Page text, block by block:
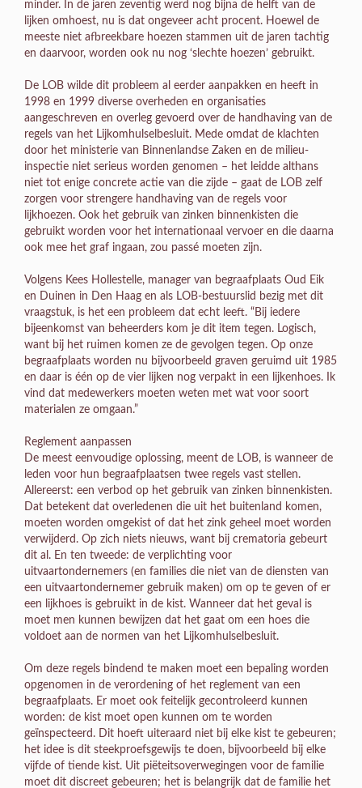
minder. In de jaren zeventig werd nog bijna de helft van de
lijken omhoest, nu is dat ongeveer acht procent. Hoewel de
meeste niet afbreekbare hoezen stammen uit de jaren tachtig
en daarvoor, worden ook nu nog ‘slechte hoezen’ gebruikt.
De LOB wilde dit probleem al eerder aanpakken en heeft in
1998 en 1999 diverse overheden en organisaties
aangeschreven en overleg gevoerd over de handhaving van de
regels van het Lijkomhulselbesluit. Mede omdat de klachten
door het ministerie van Binnenlandse Zaken en de milieu-
inspectie niet serieus worden genomen – het leidde althans
niet tot enige concrete actie van die zijde – gaat de LOB zelf
zorgen voor strengere handhaving van de regels voor
lijkhoezen. Ook het gebruik van zinken binnenkisten die
gebruikt worden voor het internationaal vervoer en die daarna
ook mee het graf ingaan, zou passé moeten zijn.
Volgens Kees Hollestelle, manager van begraafplaats Oud Eik
en Duinen in Den Haag en als LOB-bestuurslid bezig met dit
vraagstuk, is het een probleem dat echt leeft. “Bij iedere
bijeenkomst van beheerders kom je dit item tegen. Logisch,
want bij het ruimen komen ze de gevolgen tegen. Op onze
begraafplaats worden nu bijvoorbeeld graven geruimd uit 1985
en daar is één op de vier lijken nog verpakt in een lijkenhoes. Ik
vind dat medewerkers moeten weten met wat voor soort
materialen ze omgaan.”
Reglement aanpassen
De meest eenvoudige oplossing, meent de LOB, is wanneer de
leden voor hun begraafplaatsen twee regels vast stellen.
Allereerst: een verbod op het gebruik van zinken binnenkisten.
Dat betekent dat overledenen die uit het buitenland komen,
moeten worden omgekist of dat het zink geheel moet worden
verwijderd. Op zich niets nieuws, want bij crematoria gebeurt
dit al. En ten tweede: de verplichting voor
uitvaartondernemers (en families die niet van de diensten van
een uitvaartondernemer gebruik maken) om op te geven of er
een lijkhoes is gebruikt in de kist. Wanneer dat het geval is
moet men kunnen bewijzen dat het gaat om een hoes die
voldoet aan de normen van het Lijkomhulselbesluit.
Om deze regels bindend te maken moet een bepaling worden
opgenomen in de verordening of het reglement van een
begraafplaats. Er moet ook feitelijk gecontroleerd kunnen
worden: de kist moet open kunnen om te worden
geïnspecteerd. Dit hoeft uiteraard niet bij elke kist te gebeuren;
het idee is dit steekproefsgewijs te doen, bijvoorbeeld bij elke
vijfde of tiende kist. Uit piëteitsoverwegingen voor de familie
moet dit discreet gebeuren; het is belangrijk dat de familie het